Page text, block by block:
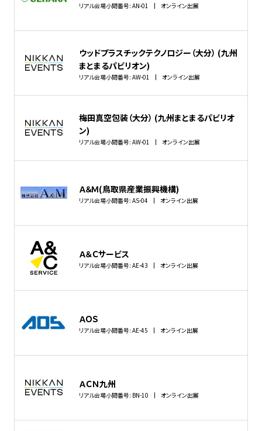
リアル会場小間番号: AN-01 オンライン出展
ウッドプラスチックテクノロジー（大分） (九州
まとまるパビリオン)
リアル会場小間番号: AW-01 オンライン出展
梅田真空包装（大分） (九州まとまるパビリオ
ン)
リアル会場小間番号: AW-01 オンライン出展
Ａ＆Ｍ (鳥取県産業振興機構)
リアル会場小間番号: AS-04 オンライン出展
Ａ＆Ｃサービス
リアル会場小間番号: AE-43 オンライン出展
ＡＯＳ
リアル会場小間番号: AE-45 オンライン出展
ＡＣＮ九州
リアル会場小間番号: BN-10 オンライン出展